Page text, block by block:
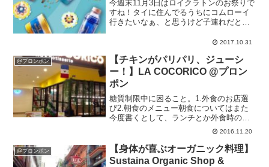
今週末11月3日はロイクラトンのお祭りで
すね！タイに住んでるうちにコムローイ
行きたいなぁ、と思うけど子連れだとな
味わおうとスタバのロイクラトン限定マ
THAI?美人さ...
2017.10.31
@プロンポン
【チキンがパリパリ、ジューシ
ー！】LA COCORICO @プロン
ポン
糖質制限中に困ること。1.外食のお店選
び2.朝食のメニュー朝食についてはまた
今度書くとして、ランチとか外食時のお
店選びにはけっこう困ってますトレーナ
ーさんに「何処かいいとこ知りません
か？」と聞いたら「ココリコとかどうで
すか？」と教えてもらい...
2016.11.20
@プロンポン
【身体が喜ぶオーガニック料理】
Sustaina Organic Shop &